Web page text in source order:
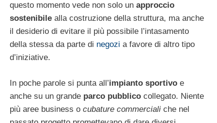
questo momento vede non solo un approccio
sostenibile alla costruzione della struttura, ma anche
il desiderio di evitare il più possibile l’intasamento
della stessa da parte di negozi a favore di altro tipo
d’iniziative.
In poche parole si punta all’impianto sportivo e
anche su un grande parco pubblico collegato. Niente
più aree business o cubature commerciali che nel